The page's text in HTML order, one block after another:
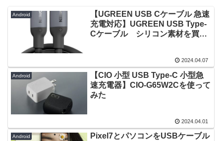
Android
【UGREEN USB Cケーブル 急速
充電対応】UGREEN USB Type-
Cケーブル シリコン素材を買っ
2024.04.07
Android
【CIO 小型 USB Type-C 小型急
速充電器】CIO-G65W2Cを使って
みた
2024.04.01
Android
Pixel7とパソコンをUSBケーブル